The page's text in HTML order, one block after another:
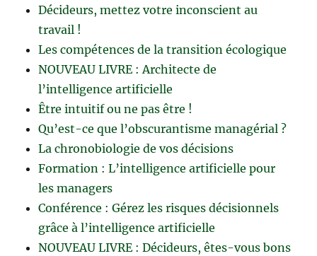
Décideurs, mettez votre inconscient au
travail !
Les compétences de la transition écologique
NOUVEAU LIVRE : Architecte de
l’intelligence artificielle
Être intuitif ou ne pas être !
Qu’est-ce que l’obscurantisme managérial ?
La chronobiologie de vos décisions
Formation : L’intelligence artificielle pour
les managers
Conférence : Gérez les risques décisionnels
grâce à l’intelligence artificielle
NOUVEAU LIVRE : Décideurs, êtes-vous bons